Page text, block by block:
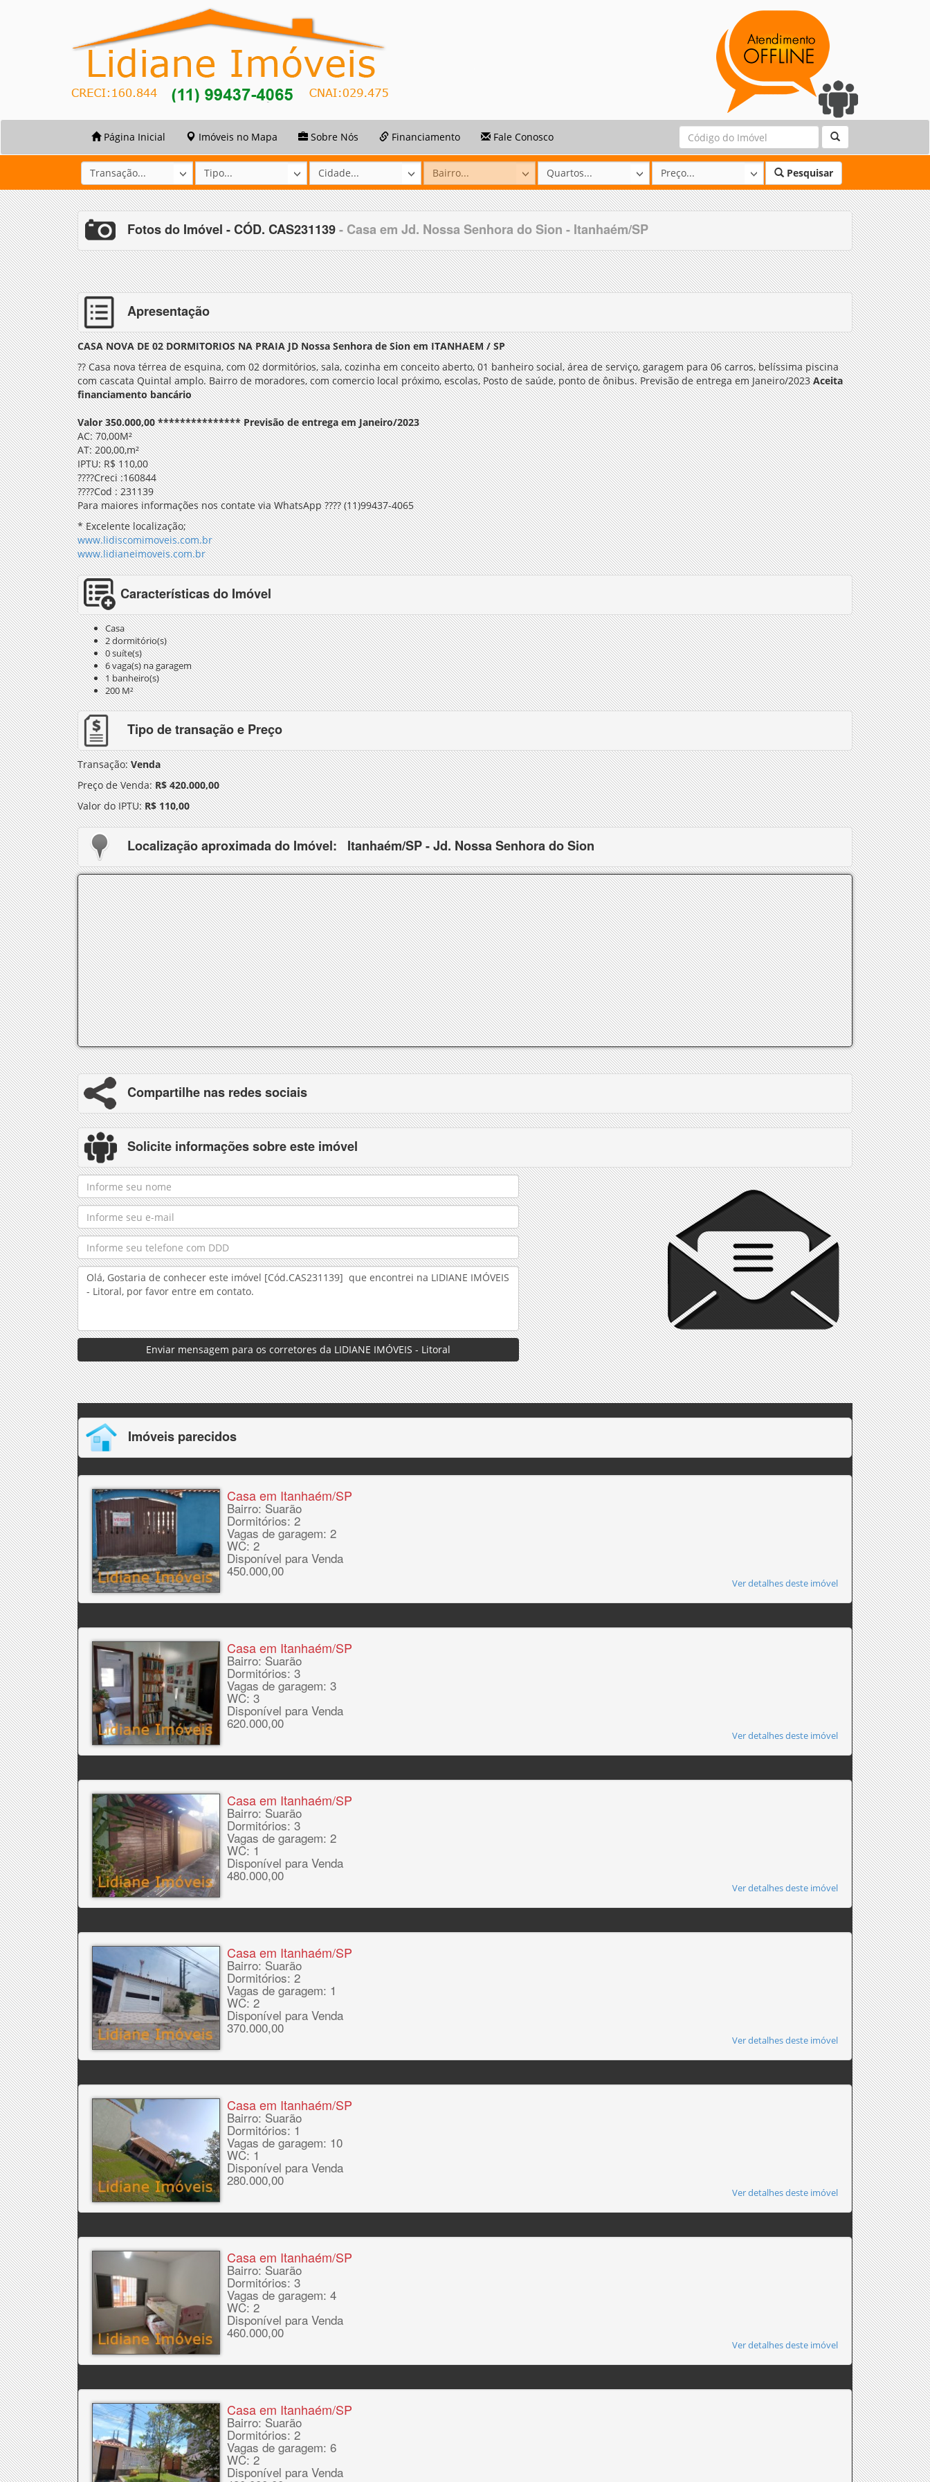
Página Inicial Imóveis no Mapa Sobre Nós Financiamento Fale Conosco
Pesquisar
Fotos do Imóvel - CÓD. CAS231139- Casa em Jd. Nossa Senhora do Sion - Itanhaém/SP
Apresentação
CASA NOVA DE 02 DORMITORIOS NA PRAIA JD Nossa Senhora de Sion em ITANHAEM / SP
??Casa nova térrea de esquina, com 02 dormitórios, sala, cozinha em conceito aberto, 01 banheiro social, área de serviço, garagem para 06 carros, belíssima piscina
com cascata Quintal amplo. Bairro de moradores, com comercio local próximo, escolas, Posto de saúde, ponto de ônibus. Previsão de entrega em Janeiro/2023Aceita
financiamento bancário
Valor 350.000,00 *************** Previsão de entrega em Janeiro/2023
AC: 70,00M²
AT: 200,00,m²
IPTU: R$ 110,00
????Creci :160844
????Cod : 231139
Para maiores informações nos contate via WhatsApp????(11)99437-4065
* Excelente localização;
www.lidiscomimoveis.com.br
www.lidianeimoveis.com.br
Características do Imóvel
Casa
2 dormitório(s)
0 suíte(s)
6 vaga(s) na garagem
1 banheiro(s)
200 M²
Tipo de transação e Preço
Transação:Venda
Preço de Venda:R$ 420.000,00
Valor do IPTU:R$ 110,00
Localização aproximada do Imóvel: Itanhaém/SP - Jd. Nossa Senhora do Sion
Compartilhe nas redes sociais
Solicite informações sobre este imóvel
Enviar mensagem para os corretores da LIDIANE IMÓVEIS - Litoral
Imóveis parecidos
Casa em Itanhaém/SP
Bairro: Suarão
Dormitórios: 2
Vagas de garagem: 2
WC: 2
Disponível para Venda
450.000,00
Ver detalhes deste imóvel
Casa em Itanhaém/SP
Bairro: Suarão
Dormitórios: 3
Vagas de garagem: 3
WC: 3
Disponível para Venda
620.000,00
Ver detalhes deste imóvel
Casa em Itanhaém/SP
Bairro: Suarão
Dormitórios: 3
Vagas de garagem: 2
WC: 1
Disponível para Venda
480.000,00
Ver detalhes deste imóvel
Casa em Itanhaém/SP
Bairro: Suarão
Dormitórios: 2
Vagas de garagem: 1
WC: 2
Disponível para Venda
370.000,00
Ver detalhes deste imóvel
Casa em Itanhaém/SP
Bairro: Suarão
Dormitórios: 1
Vagas de garagem: 10
WC: 1
Disponível para Venda
280.000,00
Ver detalhes deste imóvel
Casa em Itanhaém/SP
Bairro: Suarão
Dormitórios: 3
Vagas de garagem: 4
WC: 2
Disponível para Venda
460.000,00
Ver detalhes deste imóvel
Casa em Itanhaém/SP
Bairro: Suarão
Dormitórios: 2
Vagas de garagem: 6
WC: 2
Disponível para Venda